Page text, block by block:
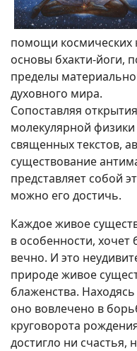
помощи космических
основы бхакти-йоги,
пределы
духовного мира.
Сопоставляя
молекулярной
священных текстов,
существование
представляет собой
можно его достичь.
Каждое живое
в особенности,
вечно. И это
природе живое
блаженства.
оно вовлечено в
круговорота
достигло ни счастья,